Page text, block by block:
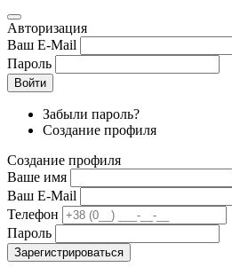
Авторизация
Ваш E-Mail
Пароль
Войти
Забыли пароль?
Создание профиля
Создание профиля
Ваше имя
Ваш E-Mail
Телефон
Пароль
Зарегистрироваться